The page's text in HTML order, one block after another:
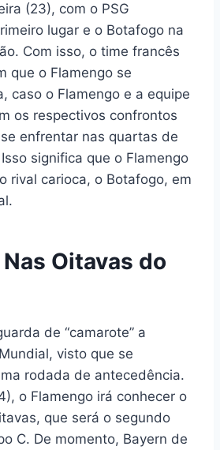
(23), com o PSG
lugar e o Botafogo na
Com isso, o time francês
que o Flamengo se
caso o Flamengo e a equipe
os respectivos confrontos
enfrentar nas quartas de
significa que o Flamengo
rival carioca, o Botafogo, em
Oitavas do
de “camarote” a
visto que se
rodada de antecedência.
o Flamengo irá conhecer o
que será o segundo
C. De momento, Bayern de